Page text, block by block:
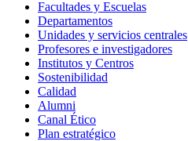
Facultades y Escuelas
Departamentos
Unidades y servicios centrales
Profesores e investigadores
Institutos y Centros
Sostenibilidad
Calidad
Alumni
Canal Ético
Plan estratégico